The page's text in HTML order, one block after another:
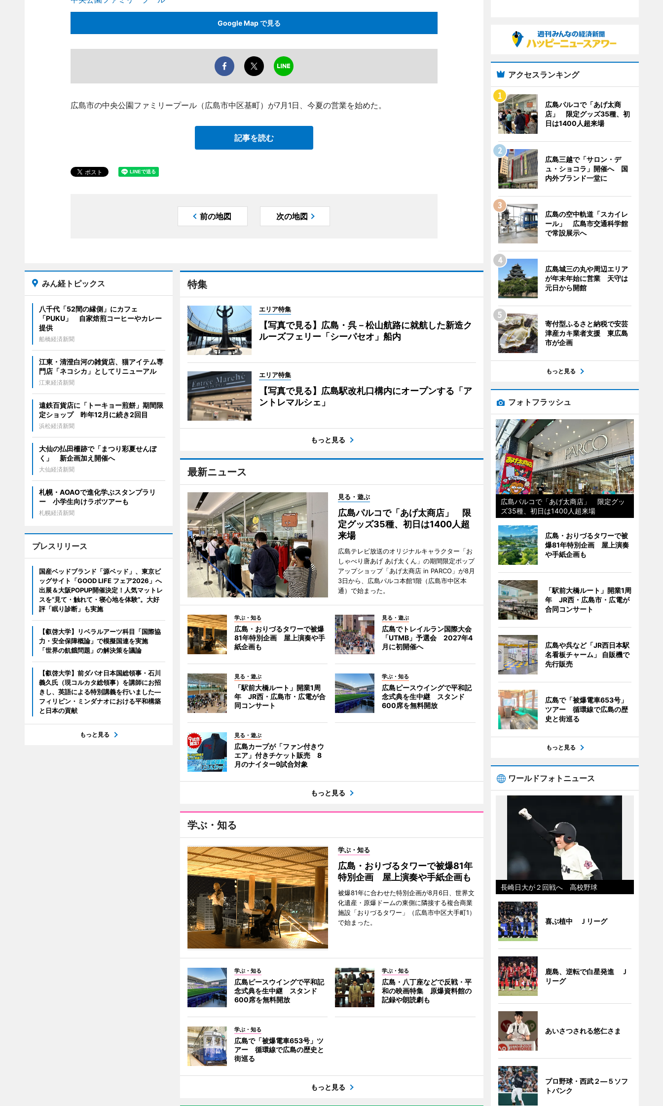
Google Map で見る
広島市の中央公園ファミリープール（広島市中区基町）が7月1日、今夏の営業を始めた。
記事を読む
前の地図 次の地図
特集
エリア特集
【写真で見る】広島・呉－松山航路に就航した新造ク
ルーズフェリー「シーパセオ」船内
エリア特集
【写真で見る】広島駅改札口構内にオープンする「ア
ントレマルシェ」
もっと見る
最新ニュース
見る・遊ぶ
広島パルコで「あげ太商店」 限
定グッズ35種、初日は1400人超
来場
広島テレビ放送のオリジナルキャラクター「お
しゃべり唐あげ あげ太くん」の期間限定ポップ
アップショップ「あげ太商店 in PARCO」が8月
3日から、広島パルコ本館1階（広島市中区本
通）で始まった。
学ぶ・知る
広島・おりづるタワーで被爆
81年特別企画 屋上演奏や手
紙企画も
見る・遊ぶ
広島でトレイルラン国際大会
「UTMB」予選会 2027年4
月に初開催へ
見る・遊ぶ
「駅前大橋ルート」開業1周
年 JR西・広島市・広電が合
同コンサート
学ぶ・知る
広島ピースウイングで平和記
念式典を生中継 スタンド
600席を無料開放
見る・遊ぶ
広島カープが「ファン付きウ
エア」付きチケット販売 8
月のナイター9試合対象
もっと見る
学ぶ・知る
学ぶ・知る
広島・おりづるタワーで被爆81年
特別企画 屋上演奏や手紙企画も
被爆81年に合わせた特別企画が8月6日、世界文
化遺産・原爆ドームの東側に隣接する複合商業
施設「おりづるタワー」（広島市中区大手町1）
で始まった。
学ぶ・知る
広島ピースウイングで平和記
念式典を生中継 スタンド
600席を無料開放
学ぶ・知る
広島・八丁座などで反戦・平
和の映画特集 原爆資料館の
記録や朗読劇も
学ぶ・知る
広島で「被爆電車653号」ツ
アー 循環線で広島の歴史と
街巡る
もっと見る
みん経トピックス
八千代「52間の縁側」にカフェ
「PUKU」 自家焙煎コーヒーやカレー
提供
船橋経済新聞
江東・清澄白河の雑貨店、猫アイテム専
門店「ネコシカ」としてリニューアル
江東経済新聞
遠鉄百貨店に「トーキョー煎餅」期間限
定ショップ 昨年12月に続き2回目
浜松経済新聞
大仙の払田柵跡で「まつり彩夏せんぼ
く」 新企画加え開催へ
大仙経済新聞
札幌・AOAOで進化学ぶスタンプラリ
ー 小学生向けラボツアーも
札幌経済新聞
プレスリリース
国産ベッドブランド「源ベッド」、東京ビ
ッグサイト「GOOD LIFE フェア2026」へ
出展＆大阪POPUP開催決定！人気マットレ
スを“見て・触れて・寝心地を体験”。大好
評「眠り診断」も実施
【叡啓大学】リベラルアーツ科目「国際協
力・安全保障概論」で模擬国連を実施
「世界の飢餓問題」の解決策を議論
【叡啓大学】前ダバオ日本国総領事・石川
義久氏（現コルカタ総領事）を講師にお招
きし、英語による特別講義を行いました―
フィリピン・ミンダナオにおける平和構築
と日本の貢献
もっと見る
アクセスランキング
広島パルコで「あげ太商
店」 限定グッズ35種、初
日は1400人超来場
広島三越で「サロン・デ
ュ・ショコラ」開催へ 国
内外ブランド一堂に
広島の空中軌道「スカイレ
ール」 広島市交通科学館
で常設展示へ
広島城三の丸や周辺エリア
が年末年始に営業 天守は
元日から開館
寄付型ふるさと納税で安芸
津産カキ業者支援 東広島
市が企画
もっと見る
フォトフラッシュ
広島パルコで「あげ太商店」 限定グッ
ズ35種、初日は1400人超来場
広島・おりづるタワーで被
爆81年特別企画 屋上演奏
や手紙企画も
「駅前大橋ルート」開業1周
年 JR西・広島市・広電が
合同コンサート
広島や呉など「JR西日本駅
名看板チャーム」 自販機で
先行販売
広島で「被爆電車653号」
ツアー 循環線で広島の歴
史と街巡る
もっと見る
ワールドフォトニュース
長崎日大が２回戦へ 高校野球
喜ぶ植中 Ｊリーグ
鹿島、逆転で白星発進 Ｊ
リーグ
あいさつされる悠仁さま
プロ野球・西武２―５ソフ
トバンク